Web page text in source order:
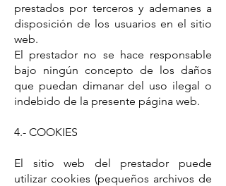
prestados por terceros y ademanes a
disposición de los usuarios en el sitio
web.
El prestador no se hace responsable
bajo ningún concepto de los daños
que puedan dimanar del uso ilegal o
indebido de la presente página web.
4.- COOKIES
El sitio web del prestador puede
utilizar cookies (pequeños archivos de